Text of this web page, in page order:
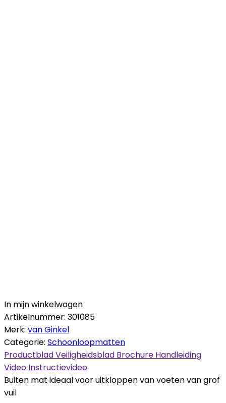
In mijn winkelwagen
Artikelnummer: 301085
Merk: van Ginkel
Categorie: Schoonloopmatten
ProductbladVeiligheidsblad Brochure Handleiding
Video Instructievideo
Buiten mat ideaal voor uitkloppen van voeten van grof
vuil